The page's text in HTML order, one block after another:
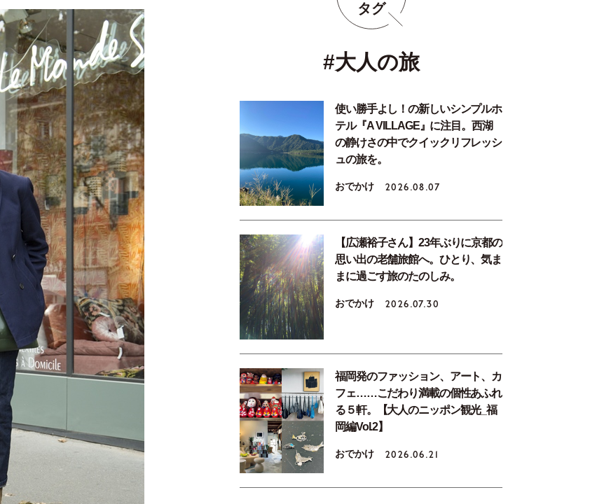
タグ
#大人の旅
使い勝手よし！の新しいシンプルホ
テル『A VILLAGE』に注目。西湖
の静けさの中でクイックリフレッシ
ュの旅を。
おでかけ 2026.08.07
【広瀬裕子さん】23年ぶりに京都の
思い出の老舗旅館へ。ひとり、気ま
まに過ごす旅のたのしみ。
おでかけ 2026.07.30
福岡発のファッション、アート、カ
フェ……こだわり満載の個性あふれ
る５軒。【大人のニッポン観光_福
岡編Vol.2】
おでかけ 2026.06.21